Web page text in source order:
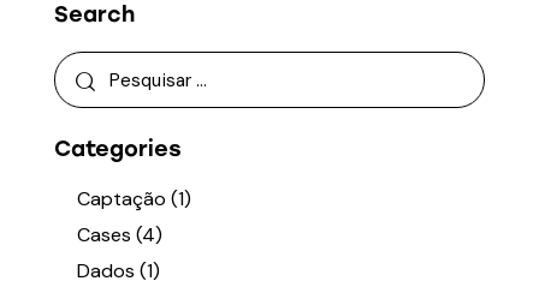
Search
Pesquisar por:
Categories
Captação (1)
Cases (4)
Dados (1)